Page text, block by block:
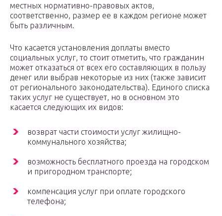
местных нормативно-правовых актов,
соответственно, размер ее в каждом регионе может
быть различным.
Что касается установления доплаты вместо
социальных услуг, то стоит отметить, что гражданин
может отказаться от всех его составляющих в пользу
денег или выбрав некоторые из них (также зависит
от регионального законодательства). Единого списка
таких услуг не существует, но в основном это
касается следующих их видов:
возврат части стоимости услуг жилищно-
коммунального хозяйства;
возможность бесплатного проезда на городском
и пригородном транспорте;
компенсация услуг при оплате городского
телефона;